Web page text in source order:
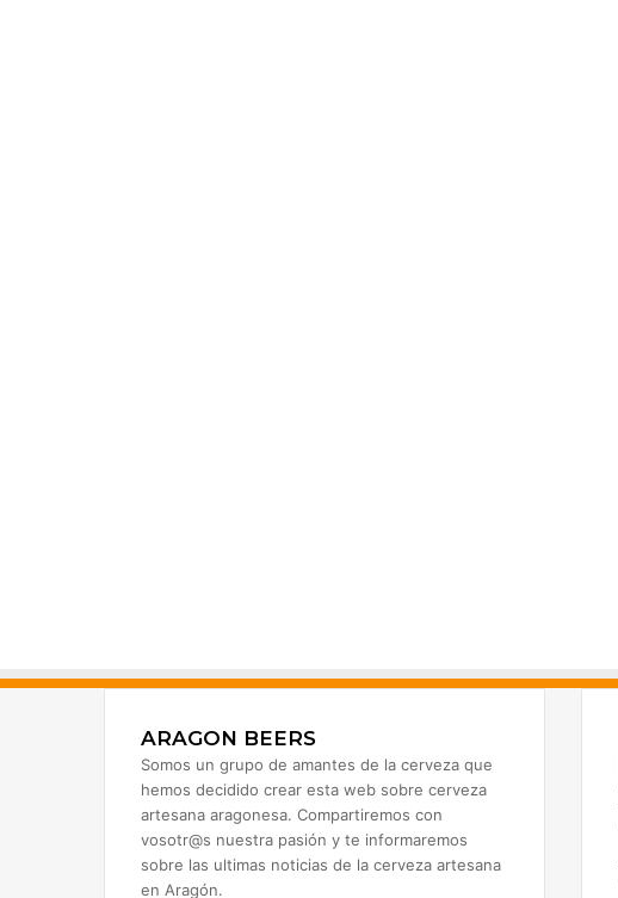
ARAGON BEERS
Somos un grupo de amantes de la cerveza que
hemos decidido crear esta web sobre cerveza
artesana aragonesa. Compartiremos con
vosotr@s nuestra pasión y te informaremos
sobre las ultimas noticias de la cerveza artesana
en Aragón.